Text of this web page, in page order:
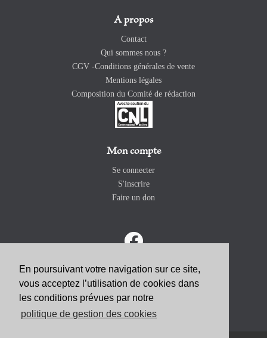
En poursuivant votre navigation sur ce site,
vous acceptez l’utilisation de cookies dans
les conditions prévues par notre
politique de gestion des cookies
A propos
Contact
Qui sommes nous ?
CGV -Conditions générales de vente
Mentions légales
Composition du Comité de rédaction
Mon compte
Se connecter
S'inscrire
Faire un don
ABONNEZ-VOUS